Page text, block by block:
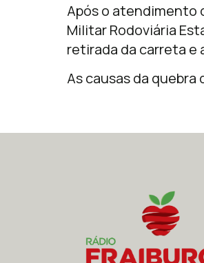
Após o atendimento
Militar Rodoviária
retirada da carreta e
As causas da